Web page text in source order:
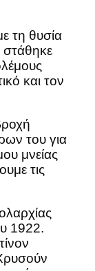
τη θυσία
στάθηκε
και τον
του για
μνείας
τις
1922.